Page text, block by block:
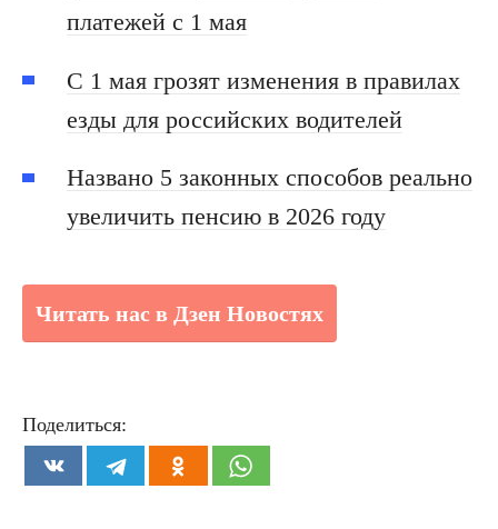
платежей с 1 мая
С 1 мая грозят изменения в правилах
езды для российских водителей
Названо 5 законных способов реально
увеличить пенсию в 2026 году
Читать нас в Дзен Новостях
Поделиться: